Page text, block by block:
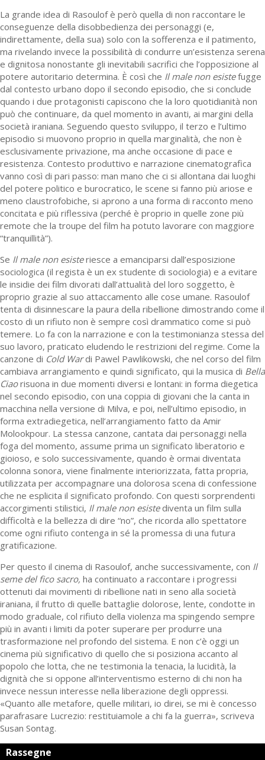
La grande idea di Rasoulof è però quella di non raccontare le
conseguenze della disobbedienza dei personaggi (e,
indirettamente, della sua) solo con la sofferenza e il patimento,
ma rivelando invece la possibilità di condurre un’esistenza serena
e dignitosa nonostante gli inevitabili sacrifici che l’opposizione al
potere autoritario determina. È così che Il male non esistefugge
dal contesto urbano dopo il secondo episodio, che si conclude
quando i due protagonisti capiscono che la loro quotidianità non
può che continuare, da quel momento in avanti, ai margini della
società iraniana. Seguendo questo sviluppo, il terzo e l’ultimo
episodio si muovono proprio in quella marginalità, che non è
esclusivamente privazione, ma anche occasione di pace e
resistenza. Contesto produttivo e narrazione cinematografica
vanno così di pari passo: man mano che ci si allontana dai luoghi
del potere politico e burocratico, le scene si fanno più ariose e
meno claustrofobiche, si aprono a una forma di racconto meno
concitata e più riflessiva (perché è proprio in quelle zone più
remote che la troupe del film ha potuto lavorare con maggiore
“tranquillità”).
Se Il male non esisteriesce a emanciparsi dall’esposizione
sociologica (il regista è un ex studente di sociologia) e a evitare
le insidie dei film divorati dall’attualità del loro soggetto, è
proprio grazie al suo attaccamento alle cose umane. Rasoulof
tenta di disinnescare la paura della ribellione dimostrando come il
costo di un rifiuto non è sempre così drammatico come si può
temere. Lo fa con la narrazione e con la testimonianza stessa del
suo lavoro, praticato eludendo le restrizioni del regime. Come la
canzone di Cold Wardi Pawel Pawlikowski, che nel corso del film
cambiava arrangiamento e quindi significato, qui la musica di Bella
Ciaorisuona in due momenti diversi e lontani: in forma diegetica
nel secondo episodio, con una coppia di giovani che la canta in
macchina nella versione di Milva, e poi, nell’ultimo episodio, in
forma extradiegetica, nell’arrangiamento fatto da Amir
Molookpour. La stessa canzone, cantata dai personaggi nella
foga del momento, assume prima un significato liberatorio e
gioioso, e solo successivamente, quando è ormai diventata
colonna sonora, viene finalmente interiorizzata, fatta propria,
utilizzata per accompagnare una dolorosa scena di confessione
che ne esplicita il significato profondo. Con questi sorprendenti
accorgimenti stilistici, Il male non esistediventa un film sulla
difficoltà e la bellezza di dire “no”, che ricorda allo spettatore
come ogni rifiuto contenga in sé la promessa di una futura
gratificazione.
Per questo il cinema di Rasoulof, anche successivamente, con Il
seme del fico sacro, ha continuato a raccontare i progressi
ottenuti dai movimenti di ribellione nati in seno alla società
iraniana, il frutto di quelle battaglie dolorose, lente, condotte in
modo graduale, col rifiuto della violenza ma spingendo sempre
più in avanti i limiti da poter superare per produrre una
trasformazione nel profondo del sistema. E non c’è oggi un
cinema più significativo di quello che si posiziona accanto al
popolo che lotta, che ne testimonia la tenacia, la lucidità, la
dignità che si oppone all’interventismo esterno di chi non ha
invece nessun interesse nella liberazione degli oppressi.
«Quanto alle metafore, quelle militari, io direi, se mi è concesso
parafrasare Lucrezio: restituiamole a chi fa la guerra», scriveva
Susan Sontag.
Rassegne